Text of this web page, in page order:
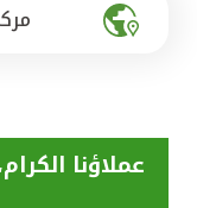
عملاؤنا